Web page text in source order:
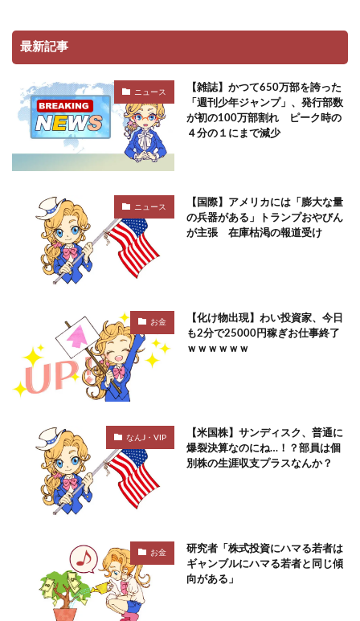
最新記事
ニュース
【雑誌】かつて650万部を誇った
「週刊少年ジャンプ」、発行部数
が初の100万部割れ ピーク時の
４分の１にまで減少
ニュース
【国際】アメリカには「膨大な量
の兵器がある」トランプおやびん
が主張 在庫枯渇の報道受け
お金
【化け物出現】わい投資家、今日
も2分で25000円稼ぎお仕事終了
ｗｗｗｗｗｗ
なんJ・VIP
【米国株】サンディスク、普通に
爆裂決算なのにね…！？部員は個
別株の生涯収支プラスなんか？
お金
研究者「株式投資にハマる若者は
ギャンブルにハマる若者と同じ傾
向がある」